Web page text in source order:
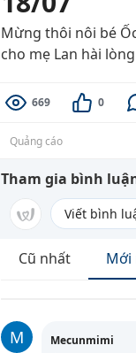
Mừng thôi nôi bé
cho mẹ Lan hài
669 0
Quảng cáo
Tham gia bình
Cũ nhất Mới
M Mecunmimi